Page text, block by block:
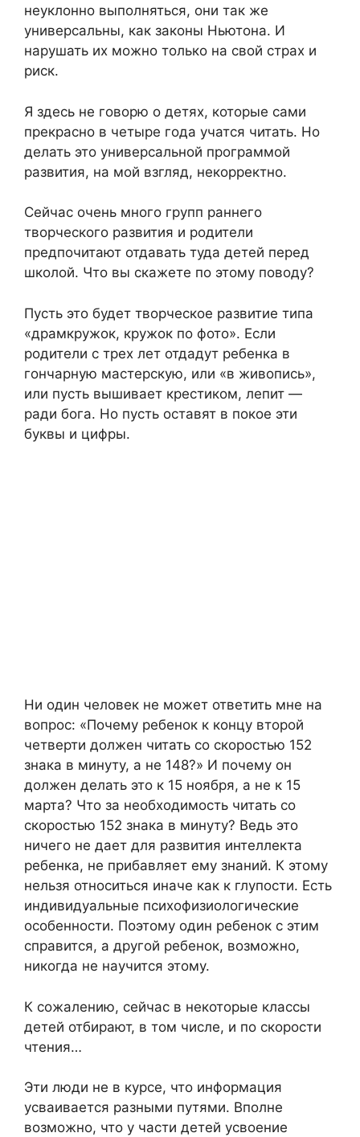
неуклонно выполняться, они так же
универсальны, как законы Ньютона. И
нарушать их можно только на свой страх и
риск.
Я здесь не говорю о детях, которые сами
прекрасно в четыре года учатся читать. Но
делать это универсальной программой
развития, на мой взгляд, некорректно.
Сейчас очень много групп раннего
творческого развития и родители
предпочитают отдавать туда детей перед
школой. Что вы скажете по этому поводу?
Пусть это будет творческое развитие типа
«драмкружок, кружок по фото». Если
родители с трех лет отдадут ребенка в
гончарную мастерскую, или «в живопись»,
или пусть вышивает крестиком, лепит —
ради бога. Но пусть оставят в покое эти
буквы и цифры.
Ни один человек не может ответить мне на
вопрос: «Почему ребенок к концу второй
четверти должен читать со скоростью 152
знака в минуту, а не 148?» И почему он
должен делать это к 15 ноября, а не к 15
марта? Что за необходимость читать со
скоростью 152 знака в минуту? Ведь это
ничего не дает для развития интеллекта
ребенка, не прибавляет ему знаний. К этому
нельзя относиться иначе как к глупости. Есть
индивидуальные психофизиологические
особенности. Поэтому один ребенок с этим
справится, а другой ребенок, возможно,
никогда не научится этому.
К сожалению, сейчас в некоторые классы
детей отбирают, в том числе, и по скорости
чтения…
Эти люди не в курсе, что информация
усваивается разными путями. Вполне
возможно, что у части детей усвоение